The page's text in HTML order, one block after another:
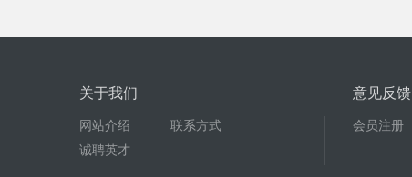
关于我们
网站介绍
联系方式
诚聘英才
意见反馈
会员注册